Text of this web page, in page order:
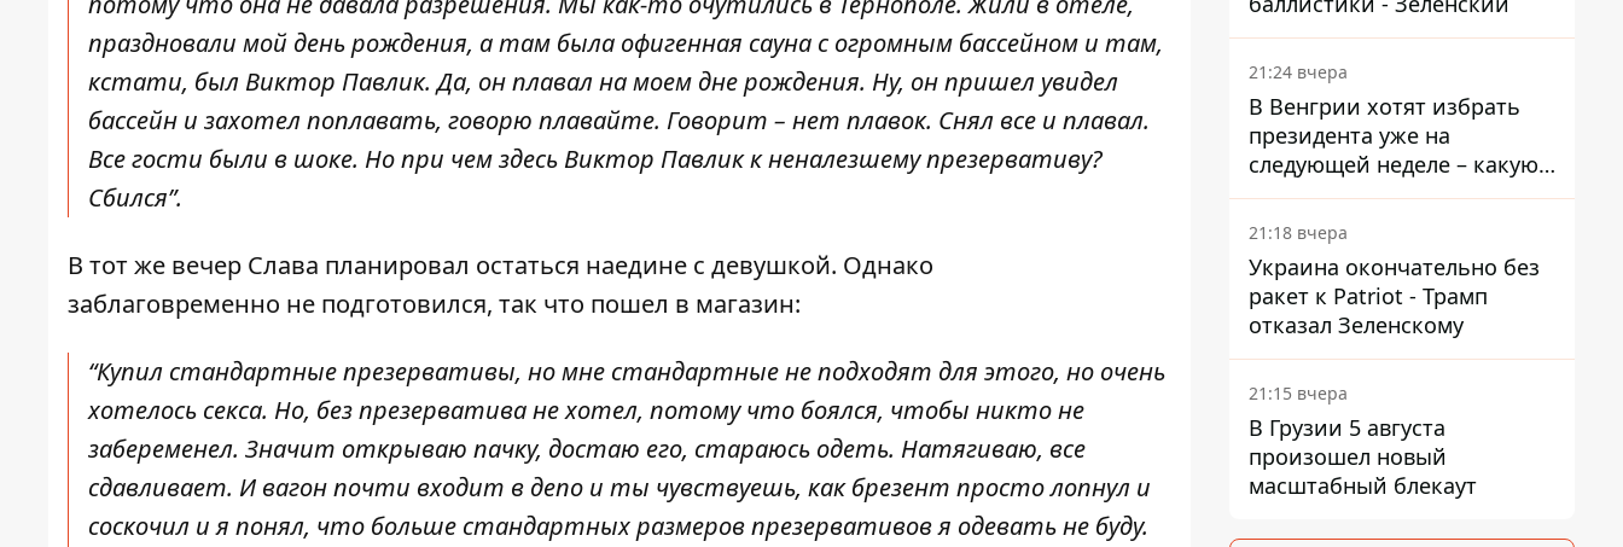
праздновали мой день рождения, а там была офигенная сауна с огромным бассейном и там,
кстати, был Виктор Павлик. Да, он плавал на моем дне рождения. Ну, он пришел увидел
бассейн и захотел поплавать, говорю плавайте. Говорит – нет плавок. Снял все и плавал.
Все гости были в шоке. Но при чем здесь Виктор Павлик к неналезшему презервативу?
Сбился”.
В тот же вечер Слава планировал остаться наедине с девушкой. Однако
заблаговременно не подготовился, так что пошел в магазин:
“Купил стандартные презервативы, но мне стандартные не подходят для этого, но очень
хотелось секса. Но, без презерватива не хотел, потому что боялся, чтобы никто не
забеременел. Значит открываю пачку, достаю его, стараюсь одеть. Натягиваю, все
сдавливает. И вагон почти входит в депо и ты чувствуешь, как брезент просто лопнул и
соскочил и я понял, что больше стандартных размеров презервативов я одевать не буду.
21:24 вчера
В Венгрии хотят избрать
президента уже на
следующей неделе – какую
дату предлагают
21:18 вчера
Украина окончательно без
ракет к Patriot - Трамп
отказал Зеленскому
21:15 вчера
В Грузии 5 августа
произошел новый
масштабный блекаут